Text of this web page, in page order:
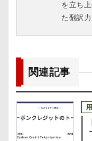
を立ち
た翻訳力
関連記事